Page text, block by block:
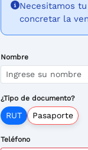
Necesitamos
concretar la
Nombre
¿Tipo de documento?
RUT Pasaporte
Teléfono